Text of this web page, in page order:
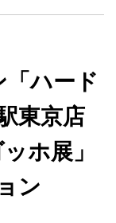
ハード
東京店
ホ展」
ン